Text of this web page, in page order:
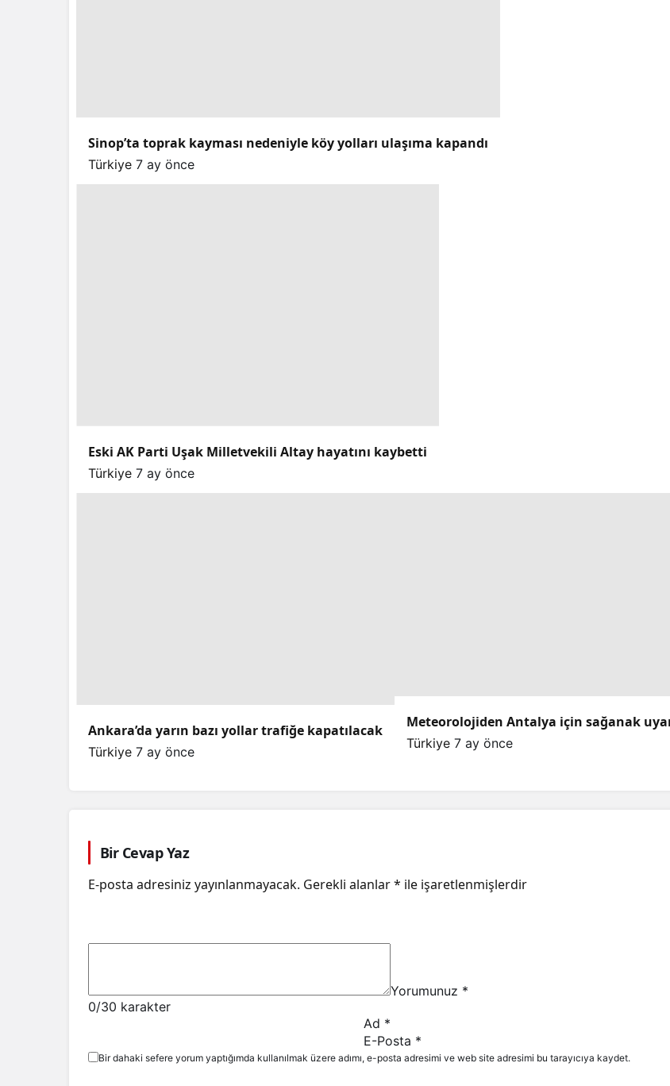
Sinop’ta toprak kayması nedeniyle köy yolları ulaşıma kapandı
Türkiye 7 ay önce
Eski AK Parti Uşak Milletvekili Altay hayatını kaybetti
Türkiye 7 ay önce
Ankara’da yarın bazı yollar trafiğe kapatılacak
Türkiye 7 ay önce
Meteorolojiden Antalya için sağanak
Türkiye 7 ay önce
Bir Cevap Yaz
E-posta adresiniz yayınlanmayacak. Gerekli alanlar* ile işaretlenmişlerdir
Yorumunuz *
0/30 karakter
Ad *
E-Posta *
Bir dahaki sefere yorum yaptığımda kullanılmak üzere adımı, e-posta adresimi ve web site adresimi bu tarayıcıya kaydet.